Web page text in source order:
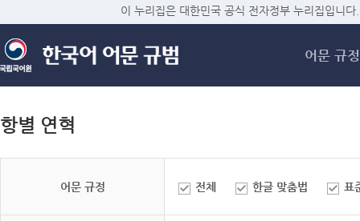
메
이 누리집은 대한민국 공식 전자정부 누리집입니다.
어문 규정
항별 연혁
어문 규정 전체 한글 맞춤법 표